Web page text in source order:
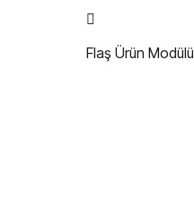
Flaş Ürün Modülü